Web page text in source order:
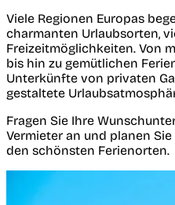
Viele Regionen Europas
charmanten Urlaubsorten,
Freizeitmöglichkeiten. Von
bis hin zu gemütlichen
Unterkünfte von privaten
gestaltete
Fragen Sie Ihre
Vermieter an und planen
den schönsten Ferienorten.